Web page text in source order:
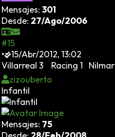
Mensajes: 301
Desde: 27/Ago/2006
#15
•
15/Abr/2012, 13:02
Villarreal 3 Racing 1 Nilmar
zizouberto
Infantil
Mensajes: 75